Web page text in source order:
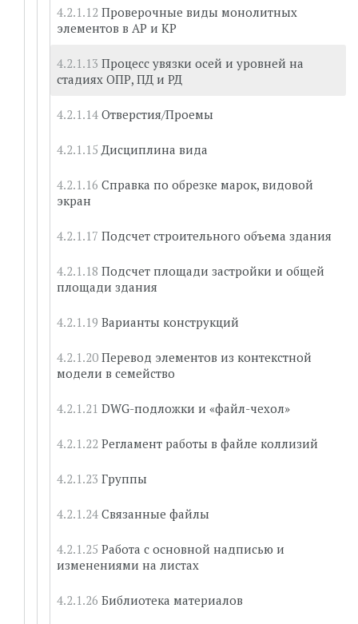
Проверочные виды монолитных
элементов в АР и КР
Процесс увязки осей и уровней на
стадиях ОПР, ПД и РД
Отверстия/Проемы
Дисциплина вида
Справка по обрезке марок, видовой
экран
Подсчет строительного объема здания
Подсчет площади застройки и общей
площади здания
Варианты конструкций
Перевод элементов из контекстной
модели в семейство
DWG-подложки и «файл-чехол»
Регламент работы в файле коллизий
Группы
Связанные файлы
Работа с основной надписью и
изменениями на листах
Библиотека материалов